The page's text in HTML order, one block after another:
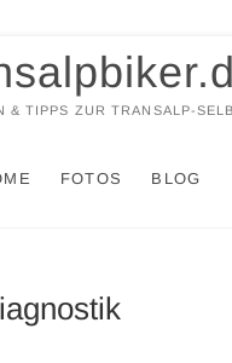
& TIPPS ZUR TRANSALP-
FOTOS BLOG